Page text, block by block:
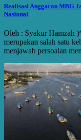
Realisasi Anggaran MBG
Nasional
Oleh : Syakur Hamzah
merupakan salah satu
menjawab persoalan